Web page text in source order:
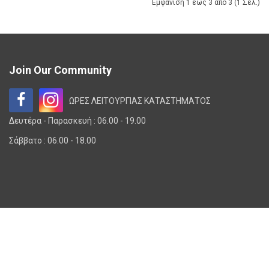
καλάθι
το
καλάθι
Εμφάνιση 1 έως 3 από 3 (1 Σελ.)
Join Our Community
Η
σελίδα
μας
Η
σελίδα
μας
ΩΡΕΣ ΛΕΙΤΟΥΡΓΙΑΣ ΚΑΤΑΣΤΗΜΑΤΟΣ
Δευτέρα - Παρασκευή : 06.00 - 19.00
Σάββατο : 06.00 - 18.00